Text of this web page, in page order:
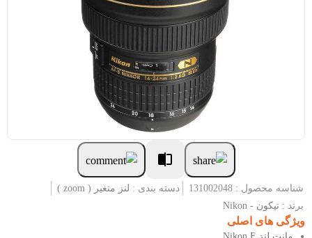
شناسه محصول : 131002048 دسته بندی : لنز متغیر ( zoom )
برند : نیکون - Nikon
ویژگی های اصلی